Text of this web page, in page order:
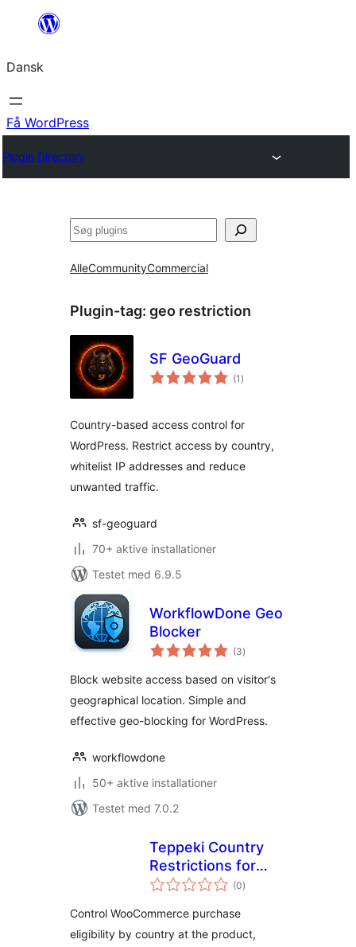
Spring
indhold
Dansk
Få WordPress
Plugin Directory
Søg
AlleCommunityCommercial
Plugin-tag: geo restriction
SF GeoGuard
(1 totale
bedømmelser
)
Country-based access control for
WordPress. Restrict access by country,
whitelist IP addresses and reduce
unwanted traffic.
sf-geoguard
70+ aktive installationer
Testet med 6.9.5
WorkflowDone Geo
Blocker
(3totale
bedømmelser
)
Block website access based on visitor's
geographical location. Simple and
effective geo-blocking for WordPress.
workflowdone
50+ aktive installationer
Testet med 7.0.2
Teppeki Country
Restrictions for
Woo
(0totale
bedømmelser
)
Control WooCommerce purchase
eligibility by country at the product,